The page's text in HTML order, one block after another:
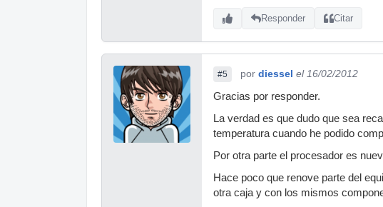
Responder Citar
#5 por diessel el 16/02/2012
Gracias por responder.
La verdad es que dudo que sea
temperatura cuando he podido
Por otra parte el procesador es
Hace poco que renove parte del
otra caja y con los mismos